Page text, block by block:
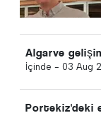
Algarve
İçinde - 03 Aug
Portekiz'deki